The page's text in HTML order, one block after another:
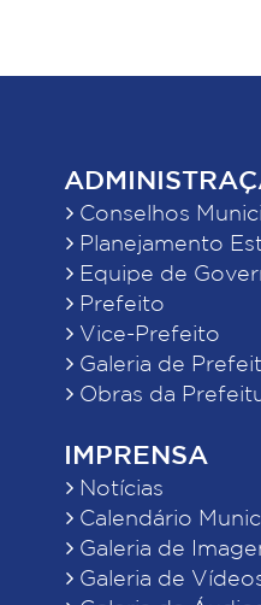
Conselhos
Planejamento
Equipe de
Prefeito
Vice-Prefeito
Galeria de
Obras da
IMPRENSA
Notícias
Calendário
Galeria de
Galeria de